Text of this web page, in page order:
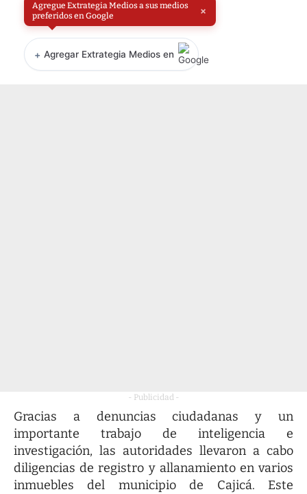
Agregue Extrategia Medios a sus medios
preferidos en Google
×
+ Agregar Extrategia Medios en
- Publicidad -
Gracias a denuncias ciudadanas y un
importante trabajo de inteligencia e
investigación, las autoridades llevaron a cabo
diligencias de registro y allanamiento en varios
inmuebles del municipio de Cajicá. Este